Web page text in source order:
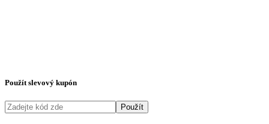
Použít slevový kupón
Použít